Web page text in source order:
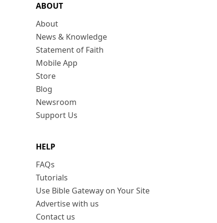
ABOUT
About
News & Knowledge
Statement of Faith
Mobile App
Store
Blog
Newsroom
Support Us
HELP
FAQs
Tutorials
Use Bible Gateway on Your Site
Advertise with us
Contact us